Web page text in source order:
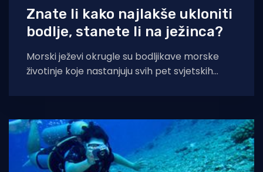
Znate li kako najlakše ukloniti
bodlje, stanete li na ježinca?
Morski ježevi okrugle su bodljikave morske
životinje koje nastanjuju svih pet svjetskih
a